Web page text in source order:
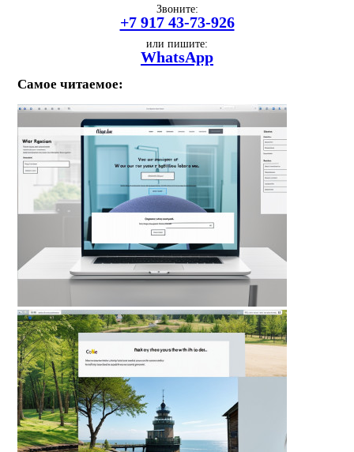
Звоните:
+7 917 43-73-926
или пишите:
WhatsApp
Самое читаемое: